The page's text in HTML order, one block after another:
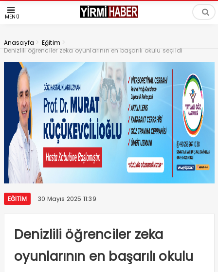
MENÜ
Anasayfa > Eğitim >
Denizlili öğrenciler zeka oyunlarının en başarılı okulu seçildi
EĞITIM 30 Mayıs 2025 11:39
Denizlili öğrenciler zeka
oyunlarının en başarılı okulu